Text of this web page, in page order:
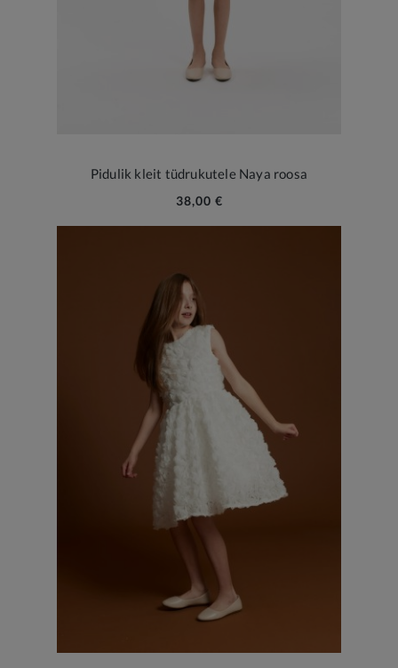
Pidulik kleit tüdrukutele Naya roosa
38,00 €